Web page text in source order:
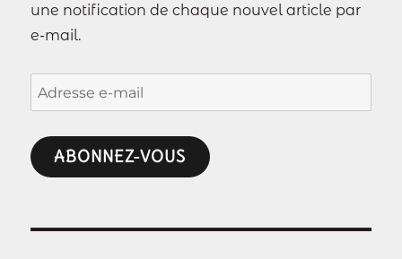
Piou
une notification de chaque nouvel article par
e-mail.
Adresse
e-
mail
ABONNEZ-VOUS